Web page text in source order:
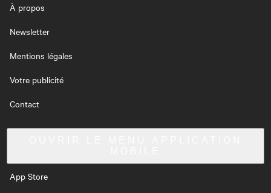
À propos
Newsletter
Mentions légales
Votre publicité
Contact
App Store